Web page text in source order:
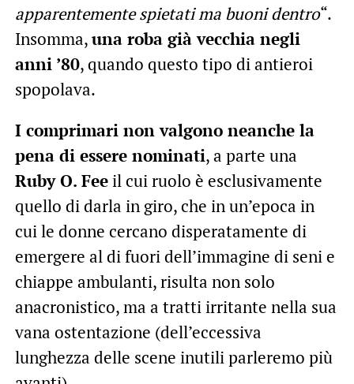
apparentemente spietati ma buoni dentro“.
Insomma,una roba già vecchia negli
anni ’80, quando questo tipo di antieroi
spopolava.
I comprimari non valgono neanche la
pena di essere nominati, a parte una
Ruby O. Feeil cui ruolo è esclusivamente
quello di darla in giro, che in un’epoca in
cui le donne cercano disperatamente di
emergere al di fuori dell’immagine di seni e
chiappe ambulanti, risulta non solo
anacronistico, ma a tratti irritante nella sua
vana ostentazione (dell’eccessiva
lunghezza delle scene inutili parleremo più